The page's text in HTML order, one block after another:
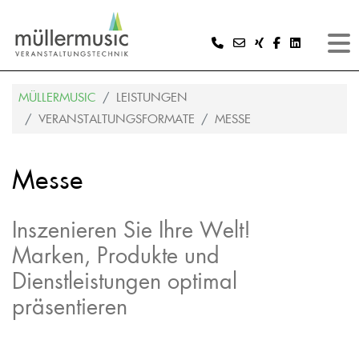
MÜLLERMUSIC
LEISTUNGEN
VERANSTALTUNGSFORMATE
MESSE
Messe
Inszenieren Sie Ihre Welt!
Marken, Produkte und
Dienstleistungen optimal
präsentieren